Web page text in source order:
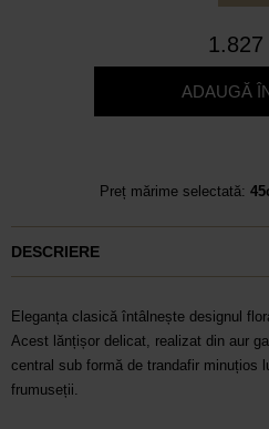
1.827
ADAUGĂ
Preț mărime selectată:
DESCRIERE
Eleganța clasică întâlnește designul
Acest lănțișor delicat, realizat din aur
central sub formă de trandafir minuțios
frumuseții.